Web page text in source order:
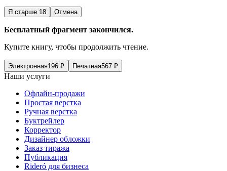
Я старше 18 Отмена
Бесплатный фрагмент закончился.
Купите книгу, чтобы продолжить чтение.
Электронная196 ₽ Печатная567 ₽
Наши услуги
Офлайн-продажи
Простая верстка
Ручная верстка
Буктрейлер
Корректор
Дизайнер обложки
Заказ тиража
Публикация
Rideró для бизнеса